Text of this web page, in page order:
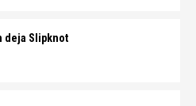
deja Slipknot